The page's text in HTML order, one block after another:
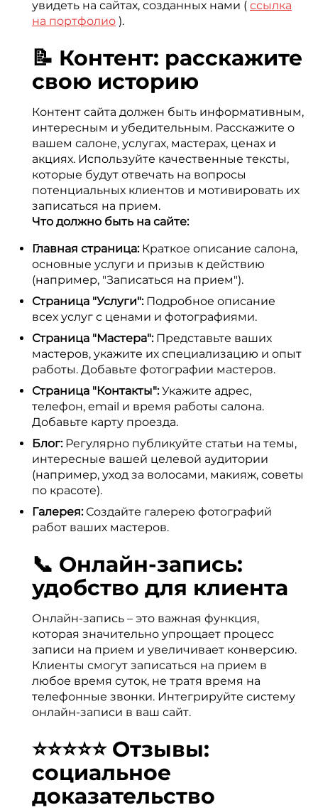
увидеть на сайтах, созданных нами ( ссылка
на портфолио ).
📝 Контент: расскажите
свою историю
Контент сайта должен быть информативным,
интересным и убедительным. Расскажите о
вашем салоне, услугах, мастерах, ценах и
акциях. Используйте качественные тексты,
которые будут отвечать на вопросы
потенциальных клиентов и мотивировать их
записаться на прием.
Что должно быть на сайте:
Главная страница:Краткое описание салона,
основные услуги и призыв к действию
(например, "Записаться на прием").
Страница "Услуги":Подробное описание
всех услуг с ценами и фотографиями.
Страница "Мастера":Представьте ваших
мастеров, укажите их специализацию и опыт
работы. Добавьте фотографии мастеров.
Страница "Контакты":Укажите адрес,
телефон, email и время работы салона.
Добавьте карту проезда.
Блог:Регулярно публикуйте статьи на темы,
интересные вашей целевой аудитории
(например, уход за волосами, макияж, советы
по красоте).
Галерея:Создайте галерею фотографий
работ ваших мастеров.
📞 Онлайн-запись:
удобство для клиента
Онлайн-запись – это важная функция,
которая значительно упрощает процесс
записи на прием и увеличивает конверсию.
Клиенты смогут записаться на прием в
любое время суток, не тратя время на
телефонные звонки. Интегрируйте систему
онлайн-записи в ваш сайт.
⭐⭐⭐⭐⭐ Отзывы:
социальное
доказательство